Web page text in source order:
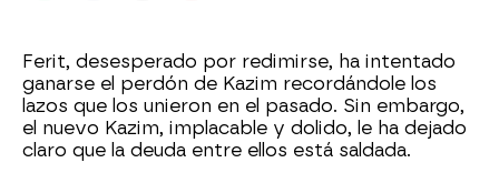
Ferit, desesperado por redimirse, ha intentado
ganarse el perdón de Kazim recordándole los
lazos que los unieron en el pasado. Sin embargo,
el nuevo Kazim, implacable y dolido, le ha dejado
claro que la deuda entre ellos está saldada.